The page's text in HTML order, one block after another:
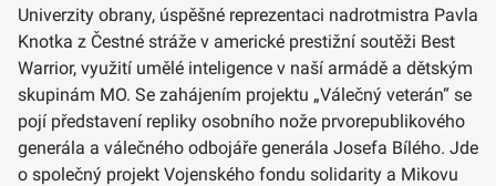
Univerzity obrany, úspěšné reprezentaci nadrotmistra Pavla
Knotka z Čestné stráže v americké prestižní soutěži Best
Warrior, využití umělé inteligence v naší armádě a dětským
skupinám MO. Se zahájením projektu „Válečný veterán“ se
pojí představení repliky osobního nože prvorepublikového
generála a válečného odbojáře generála Josefa Bílého. Jde
o společný projekt Vojenského fondu solidarity a Mikovu